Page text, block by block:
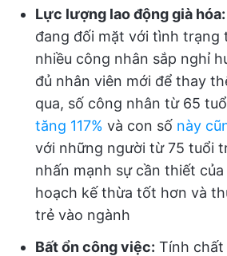
Lực lượng lao động già hóa:
đang đối mặt với tình trạng
nhiều công nhân sắp nghỉ
đủ nhân viên mới để thay
qua, số công nhân từ 65
tăng 117% và con số này
với những người từ 75 tuổi
nhấn mạnh sự cần thiết
hoạch kế thừa tốt hơn và
trẻ vào ngành
Bất ổn công việc: Tính chất